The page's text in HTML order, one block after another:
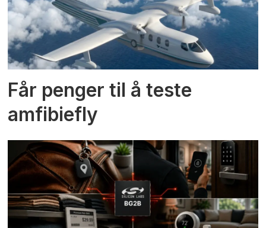
Får penger til å teste
amfibiefly